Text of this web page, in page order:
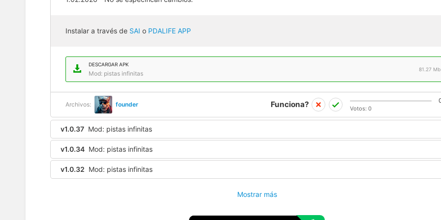
Instalar a través de SAI o PDALIFE APP
DESCARGAR APK
Mod: pistas infinitas
81.27 Mb
Archivos: founder Funciona? Votos: 0
v1.0.37 Mod: pistas infinitas
v1.0.34 Mod: pistas infinitas
v1.0.32 Mod: pistas infinitas
Mostrar más